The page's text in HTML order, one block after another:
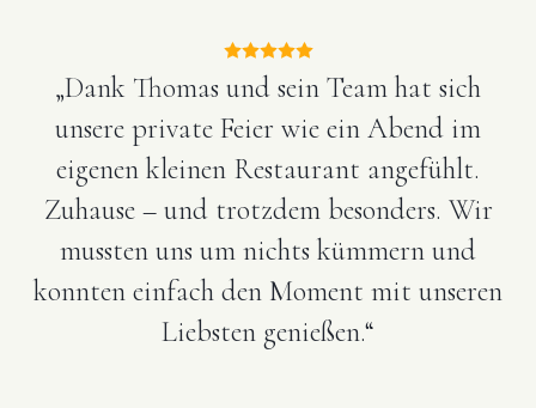
„Dank Thomas und sein Team hat sich
unsere private Feier wie ein Abend im
eigenen kleinen Restaurant angefühlt.
Zuhause – und trotzdem besonders. Wir
mussten uns um nichts kümmern und
konnten einfach den Moment mit unseren
Liebsten genießen.“